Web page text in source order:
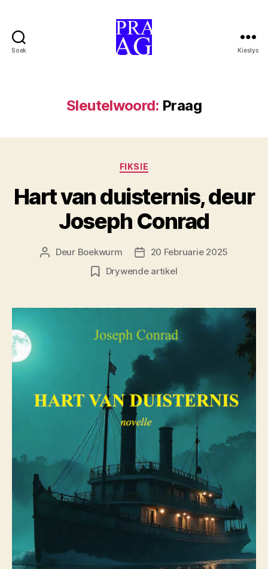
Soek Kieslys
Sleutelwoord: Praag
Kategorieë
FIKSIE
Hart van duisternis, deur
Joseph Conrad
Artikelouteur
Deur Boekwurm Artikeldatum
20 Februarie 2025
Drywende artikel